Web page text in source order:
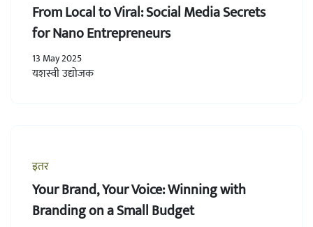
From Local to Viral: Social Media Secrets
for Nano Entrepreneurs
13 May 2025
यशस्वी उद्योजक
इतर
Your Brand, Your Voice: Winning with
Branding on a Small Budget